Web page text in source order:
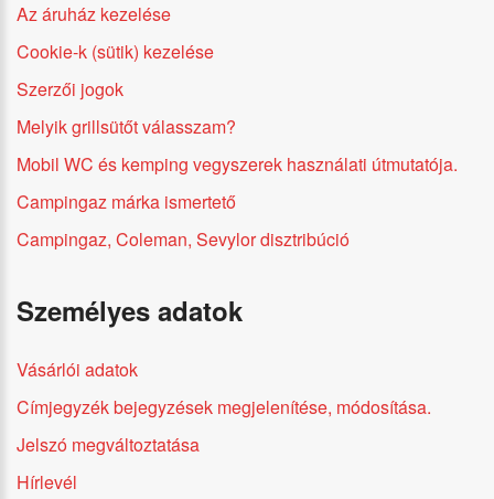
Az áruház kezelése
Cookie-k (sütik) kezelése
Szerzői jogok
Melyik grillsütőt válasszam?
Mobil WC és kemping vegyszerek használati útmutatója.
Campingaz márka ismertető
Campingaz, Coleman, Sevylor disztribúció
Személyes adatok
Vásárlói adatok
Címjegyzék bejegyzések megjelenítése, módosítása.
Jelszó megváltoztatása
Hírlevél